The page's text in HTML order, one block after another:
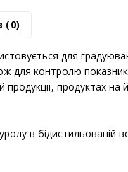
(0)
для
для контролю
продукції, продуктах
в бідистильованій